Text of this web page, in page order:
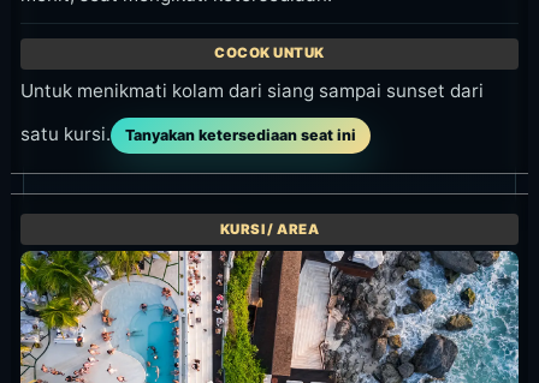
Untuk menikmati kolam dari siang sampai sunset dari
satu kursi.
Tanyakan ketersediaan seat ini